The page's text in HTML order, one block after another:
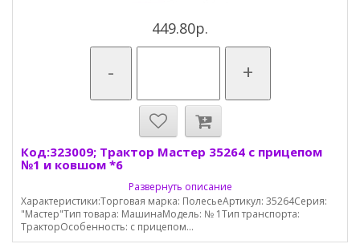
449.80р.
- +
Код:323009; Трактор Мастер 35264 с прицепом
№1 и ковшом *6
Развернуть описание
Характеристики:Торговая марка: ПолесьеАртикул: 35264Серия:
"Мастер"Тип товара: МашинаМодель: № 1Тип транспорта:
ТракторОсобенность: с прицепом...